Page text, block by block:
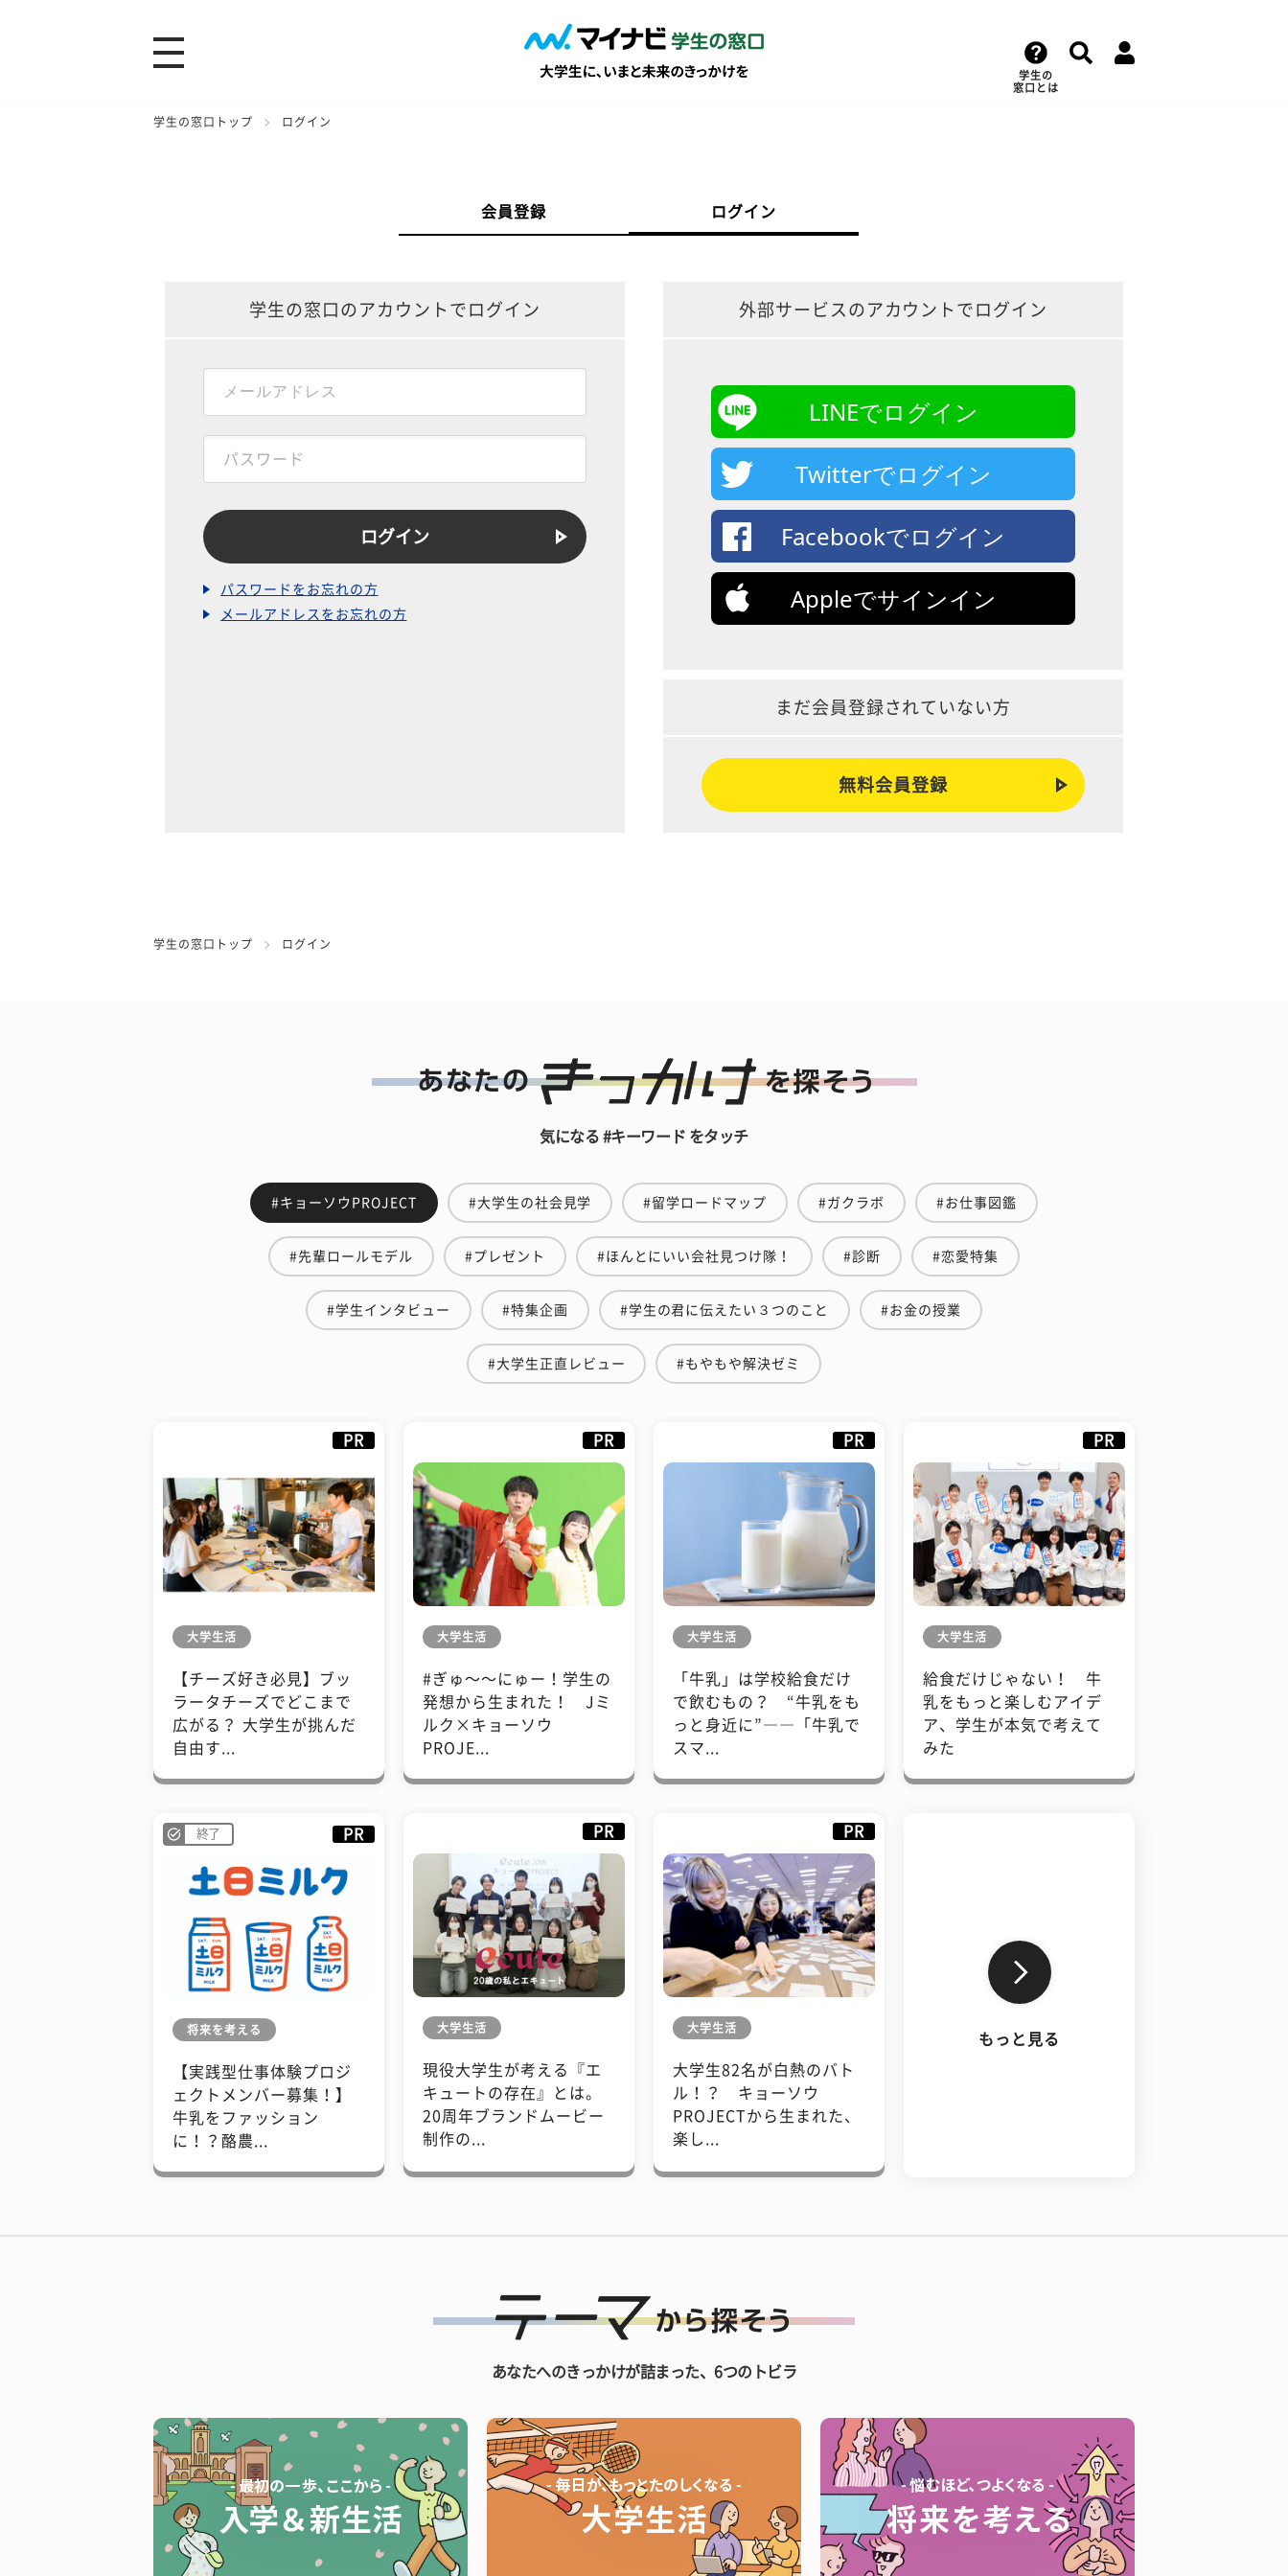
学生の
窓口とは
学生の窓口トップ ログイン
会員登録 ログイン
学生の窓口のアカウントでログイン
パスワードをお忘れの方
メールアドレスをお忘れの方
外部サービスのアカウントでログイン
LINEでログイン
Twitterでログイン
Facebookでログイン
Appleでサインイン
まだ会員登録されていない方
無料会員登録
学生の窓口トップ ログイン
気になる #キーワード をタッチ
#キョーソウPROJECT #大学生の社会見学 #留学ロードマップ #ガクラボ #お仕事図鑑
#先輩ロールモデル #プレゼント #ほんとにいい会社見つけ隊！ #診断 #恋愛特集
#学生インタビュー #特集企画 #学生の君に伝えたい３つのこと #お金の授業
#大学生正直レビュー #もやもや解決ゼミ
PR
大学生活
【チーズ好き必見】ブッ
ラータチーズでどこまで
広がる？ 大学生が挑んだ
自由す...
PR
大学生活
#ぎゅ〜〜にゅー！学生の
発想から生まれた！ Jミ
ルク×キョーソウ
PROJE...
PR
大学生活
「牛乳」は学校給食だけ
で飲むもの？ “牛乳をも
っと身近に”――「牛乳で
スマ...
PR
大学生活
給食だけじゃない！ 牛
乳をもっと楽しむアイデ
ア、学生が本気で考えて
みた
終了 PR
将来を考える
【実践型仕事体験プロジ
ェクトメンバー募集！】
牛乳をファッション
に！？酪農...
PR
大学生活
現役大学生が考える『エ
キュートの存在』とは。
20周年ブランドムービー
制作の...
PR
大学生活
大学生82名が白熱のバト
ル！？ キョーソウ
PROJECTから生まれた、
楽し...
もっと見る
あなたへのきっかけが詰まった、6つのトビラ